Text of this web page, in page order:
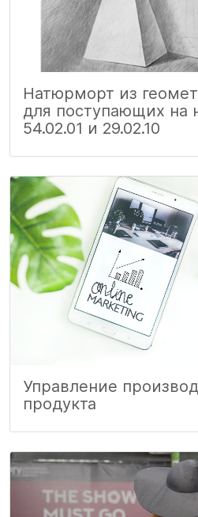
Натюрморт из
для поступающих на
54.02.01 и 29.02.10
Управление
продукта